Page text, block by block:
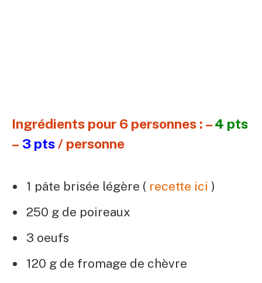
Ingrédients pour 6 personnes : –4 pts
– 3 pts/ personne
1 pâte brisée légère ( recette ici )
250 g de poireaux
3 oeufs
120 g de fromage de chèvre